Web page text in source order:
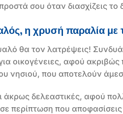
σου όταν διασχίζεις το
η χρυσή παραλία με
θα τον λατρέψεις!
οικογένειες, αφού
νησιού, που αποτελούν
άκρως δελεαστικές, αφού
περίπτωση που